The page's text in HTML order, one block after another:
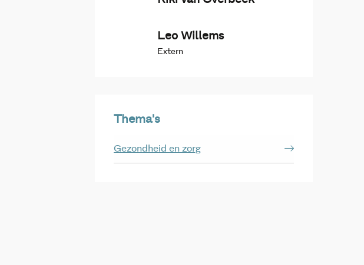
Leo Willems
Extern
Thema's
Gezondheid en zorg